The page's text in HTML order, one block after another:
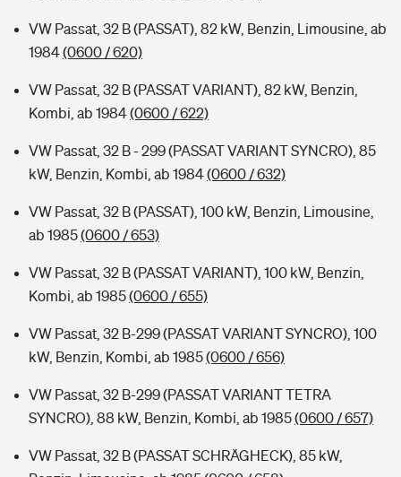
VW Passat, 32 B (PASSAT), 82 kW, Benzin, Limousine, ab
1984(0600 / 620)
VW Passat, 32 B (PASSAT VARIANT), 82 kW, Benzin,
Kombi, ab 1984(0600 / 622)
VW Passat, 32 B - 299 (PASSAT VARIANT SYNCRO), 85
kW, Benzin, Kombi, ab 1984(0600 / 632)
VW Passat, 32 B (PASSAT), 100 kW, Benzin, Limousine,
ab 1985(0600 / 653)
VW Passat, 32 B (PASSAT VARIANT), 100 kW, Benzin,
Kombi, ab 1985(0600 / 655)
VW Passat, 32 B-299 (PASSAT VARIANT SYNCRO), 100
kW, Benzin, Kombi, ab 1985(0600 / 656)
VW Passat, 32 B-299 (PASSAT VARIANT TETRA
SYNCRO), 88 kW, Benzin, Kombi, ab 1985(0600 / 657)
VW Passat, 32 B (PASSAT SCHRÄGHECK), 85 kW,